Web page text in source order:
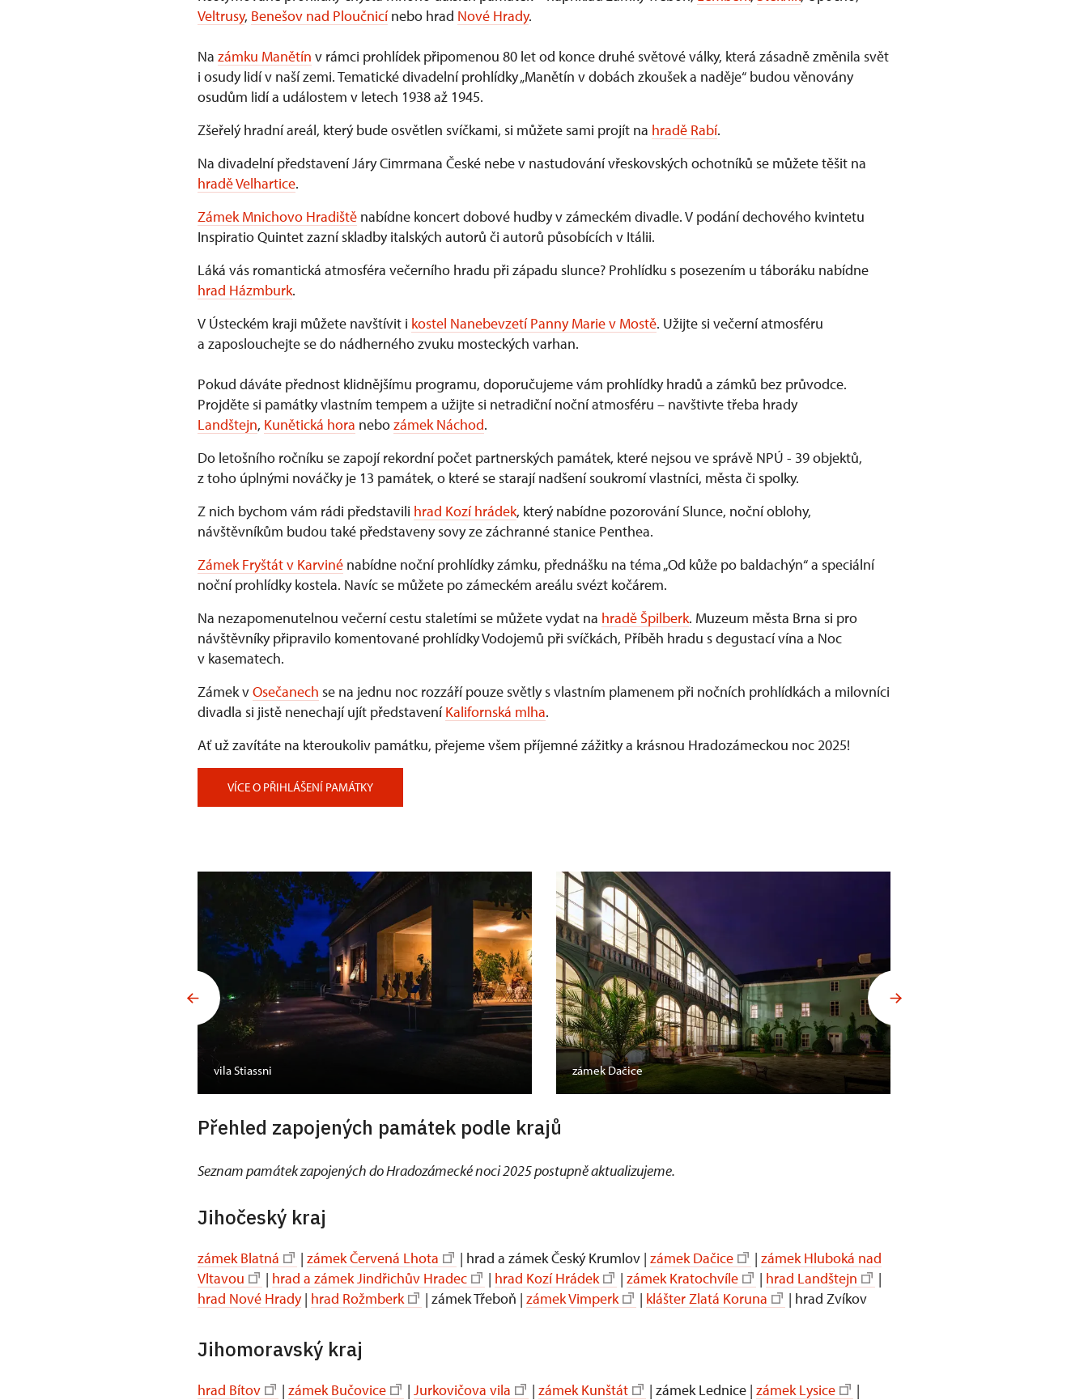
Veltrusy, Benešov nad Ploučnicínebo hrad Nové Hrady.
Na zámku Manětín v rámci prohlídek připomenou 80 let od konce druhé světové války, která zásadně změnila svět
i osudy lidí v naší zemi. Tematické divadelní prohlídky „Manětín v dobách zkoušek a naděje“ budou věnovány
osudům lidí a událostem v letech 1938 až 1945.
Zšeřelý hradní areál, který bude osvětlen svíčkami, si můžete sami projít na hradě Rabí.
Na divadelní představení Járy Cimrmana České nebe v nastudování vřeskovských ochotníků se můžete těšit na
hradě Velhartice.
Zámek Mnichovo Hradiště nabídne koncert dobové hudby v zámeckém divadle. V podání dechového kvintetu
Inspiratio Quintet zazní skladby italských autorů či autorů působících v Itálii.
Láká vás romantická atmosféra večerního hradu při západu slunce? Prohlídku s posezením u táboráku nabídne
hrad Házmburk.
V Ústeckém kraji můžete navštívit i kostel Nanebevzetí Panny Marie v Mostě. Užijte si večerní atmosféru
a zaposlouchejte se do nádherného zvuku mosteckých varhan.
Pokud dáváte přednost klidnějšímu programu, doporučujeme vám prohlídky hradů a zámků bez průvodce.
Projděte si památky vlastním tempem a užijte si netradiční noční atmosféru – navštivte třeba hrady
Landštejn, Kunětická hora nebozámek Náchod.
Do letošního ročníku se zapojí rekordní počet partnerských památek, které nejsou ve správě NPÚ - 39 objektů,
z toho úplnými nováčky je 13 památek, o které se starají nadšení soukromí vlastníci, města či spolky.
Z nich bychom vám rádi představili hrad Kozí hrádek, který nabídne pozorování Slunce, noční oblohy,
návštěvníkům budou také představeny sovy ze záchranné stanice Penthea.
Zámek Fryštát v Karviné nabídne noční prohlídky zámku, přednášku na téma „Od kůže po baldachýn“ a speciální
noční prohlídky kostela. Navíc se můžete po zámeckém areálu svézt kočárem.
Na nezapomenutelnou večerní cestu staletími se můžete vydat na hradě Špilberk. Muzeum města Brna si pro
návštěvníky připravilo komentované prohlídky Vodojemů při svíčkách, Příběh hradu s degustací vína a Noc
v kasematech.
Zámek vOsečanech se na jednu noc rozzáří pouze světly s vlastním plamenem při nočních prohlídkách a milovníci
divadla si jistě nenechají ujít představeníKalifornská mlha.
Ať už zavítáte na kteroukoliv památku, přejeme všem příjemné zážitky a krásnou Hradozámeckou noc 2025!
VÍCE O PŘIHLÁŠENÍ PAMÁTKY
vila Stiassni zámek Dačice
Přehled zapojených památek podle krajů
Seznam památek zapojených do Hradozámecké noci 2025 postupně aktualizujeme.
Jihočeský kraj
zámek Blatná | zámek Červená Lhota | hrad a zámek Český Krumlov | zámek Dačice | zámek Hluboká nad
Vltavou
| hrad a zámek Jindřichův Hradec | hrad Kozí Hrádek | zámek Kratochvíle | hrad Landštejn
|
hrad Nové Hrady| hrad Rožmberk | zámek Třeboň | zámek Vimperk | klášter Zlatá Koruna | hrad Zvíkov
Jihomoravský kraj
hrad Bítov | zámek Bučovice | Jurkovičova vila | zámek Kunštát | zámek Lednice | zámek Lysice |